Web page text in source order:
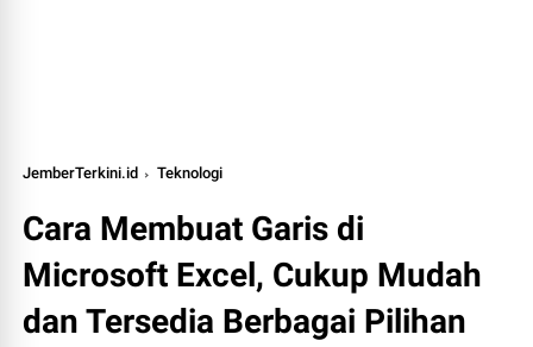
JemberTerkini.id Teknologi
Cara Membuat Garis di
Microsoft Excel, Cukup Mudah
dan Tersedia Berbagai Pilihan